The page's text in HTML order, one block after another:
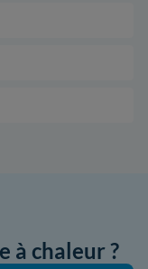
à chaleur ?